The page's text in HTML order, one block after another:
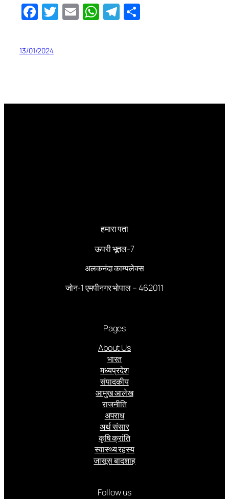
Facebook
Twitter
EmailWhatsApp
Telegram
13/01/2024
हमारा पता
ऊपरी भूतल-7
अलकनंदा काम्पलेक्स
जोन-1 एमपीनगर भोपाल – 462011
Pages
About Us
भारत
मध्यप्रदेश
संपादकीय
आमुख आलेख
राजनीति
अपराध
अर्थ संसार
कृषि क्रांति
स्वास्थ्य रहस्य
जासूस बादशाह
Follow us